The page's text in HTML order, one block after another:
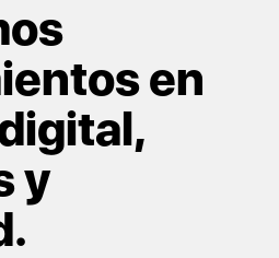
en
y